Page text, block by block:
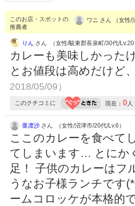
このお店・スポットの
推薦者
ワニ さん （女性/
りん さん （女性/駿東郡長泉町/30代/Lv.20
カレーも美味しかった
とお値段は高めだけど
2018/05/09）
このクチコミに 現在： 0 人
亜凛沙 さん （女性/沼津市/20代/Lv.6）
ここのカレーを食べて
てしまいます… とにか
足！ 子供のカレーはフ
うなお子様ランチです
ームコロッケが本格的